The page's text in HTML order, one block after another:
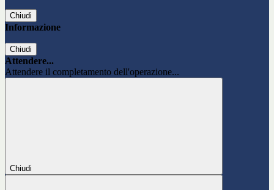
Chiudi
Informazione
Chiudi
Attendere...
Attendere il completamento dell'operazione...
Chiudi